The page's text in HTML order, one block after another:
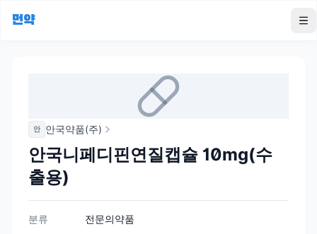
먼약
안 안국약품(주)
안국니페디핀연질캡슐 10mg(수
출용)
분류
전문의약품